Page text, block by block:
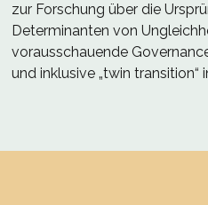
zur Forschung über die
Determinanten von
vorausschauende
und inklusive „twin transition“